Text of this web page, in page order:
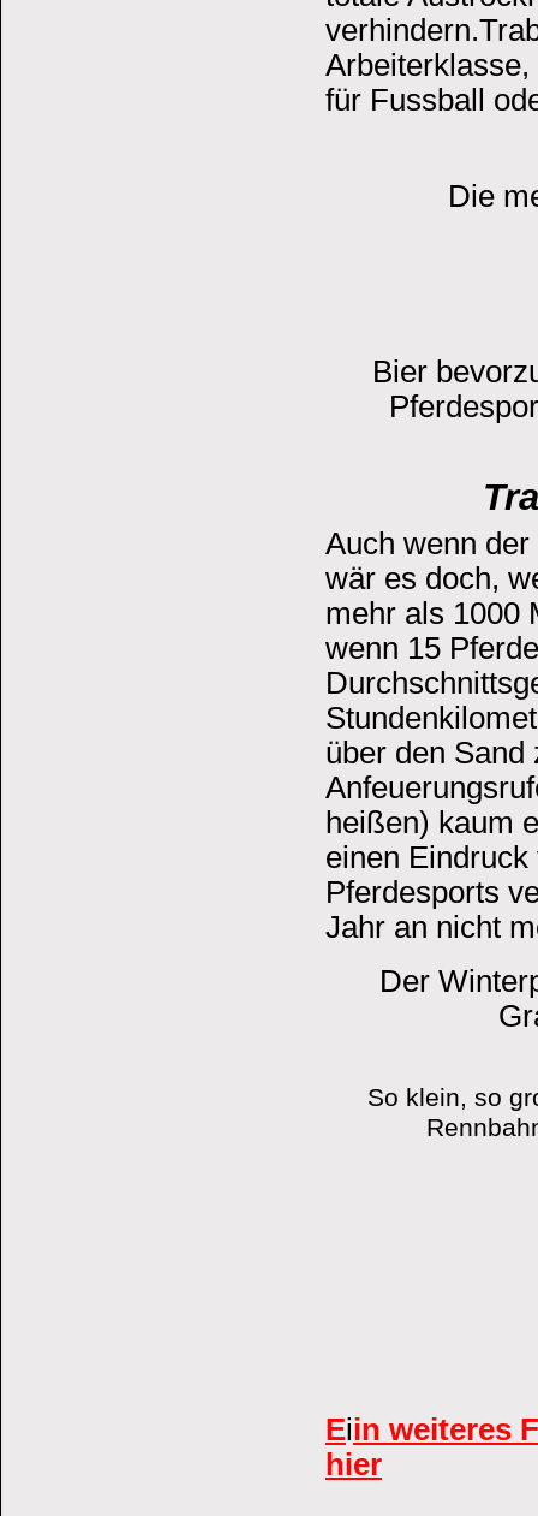
für Fussball
Die
Bier
Auch wenn
wär es doch,
mehr als 1000
wenn 15
über den Sand
heißen) kaum
einen
Pferdesports
Jahr an nicht
Der
So klein, so
Eiin weiteres
hier